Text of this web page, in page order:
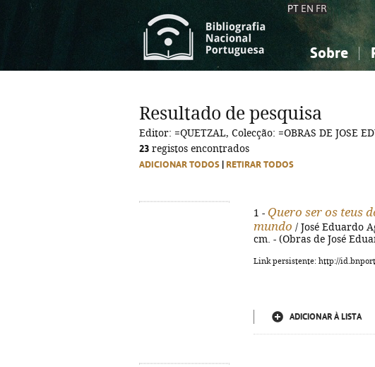
PT EN FR
Sobre
Ciências
Arte,
Ciências
Arte,
Resultado de pesquisa
Editor: =QUETZAL, Colecção: =OBRAS DE JOSE
23 registos encontrados
ADICIONAR TODOS RETIRAR TODOS
1 - Quero ser os teus
mundo / José Eduardo
cm. - (Obras de José
Link persistente: http://
ADICIONAR À LISTA